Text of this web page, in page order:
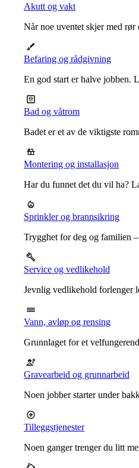
Akutt og vakt
Når noe uventet skjer med
Befaring og rådgivning
En god start er halve jobben.
Bad og våtrom
Badet er et av de viktigste
Montering og installasjon
Har du funnet det du vil ha?
Sprinkler og brannsikring
Trygghet for deg og familien
Service og vedlikehold
Jevnlig vedlikehold forlenger
Vann, avløp og rensing
Grunnlaget for et
Gravearbeid og grunnarbeid
Noen jobber starter under
Tilleggstjenester
Noen ganger trenger du litt